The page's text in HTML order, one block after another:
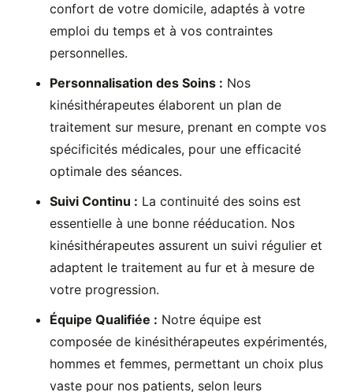
confort de votre domicile, adaptés à votre
emploi du temps et à vos contraintes
personnelles.
Personnalisation des Soins : Nos
kinésithérapeutes élaborent un plan de
traitement sur mesure, prenant en compte vos
spécificités médicales, pour une efficacité
optimale des séances.
Suivi Continu : La continuité des soins est
essentielle à une bonne rééducation. Nos
kinésithérapeutes assurent un suivi régulier et
adaptent le traitement au fur et à mesure de
votre progression.
Équipe Qualifiée : Notre équipe est
composée de kinésithérapeutes expérimentés,
hommes et femmes, permettant un choix plus
vaste pour nos patients, selon leurs